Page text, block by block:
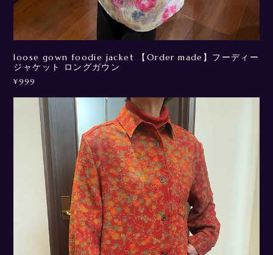
loose gown foodie jacket 【Order made】フーディー
ジャケット ロングガウン
¥999